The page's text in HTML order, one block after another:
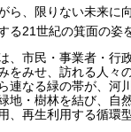
ら、限りない未来
21世紀の箕面の姿
、市民・事業者・行
をみせ、訪れる人々
連なる緑の帯が、河
地・樹林を結び、自
、再生利用する循環